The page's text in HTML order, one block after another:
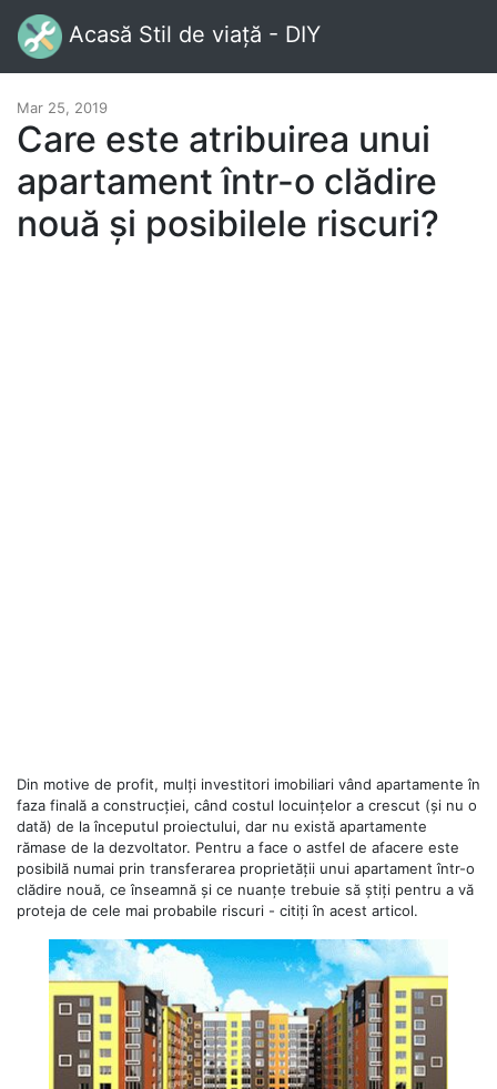
Acasă Stil de viață - DIY
Mar 25, 2019
Care este atribuirea unui
apartament într-o clădire
nouă și posibilele riscuri?
Din motive de profit, mulți investitori imobiliari vând apartamente în
faza finală a construcției, când costul locuințelor a crescut (și nu o
dată) de la începutul proiectului, dar nu există apartamente
rămase de la dezvoltator. Pentru a face o astfel de afacere este
posibilă numai prin transferarea proprietății unui apartament într-o
clădire nouă, ce înseamnă și ce nuanțe trebuie să știți pentru a vă
proteja de cele mai probabile riscuri - citiți în acest articol.